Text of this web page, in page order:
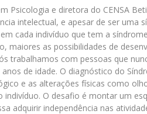
Psicologia e diretora do CENSA
intelectual, e apesar de ser
cada indivíduo que tem a
maiores as possibilidades de
trabalhamos com pessoas que
de idade. O diagnóstico do
e as alterações físicas como
indivíduo. O desafio é montar um
adquirir independência nas